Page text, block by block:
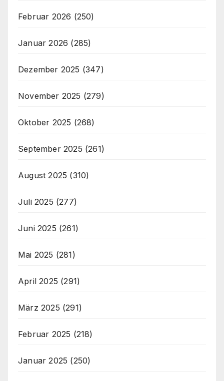
Februar 2026 (250)
Januar 2026 (285)
Dezember 2025 (347)
November 2025 (279)
Oktober 2025 (268)
September 2025 (261)
August 2025 (310)
Juli 2025 (277)
Juni 2025 (261)
Mai 2025 (281)
April 2025 (291)
März 2025 (291)
Februar 2025 (218)
Januar 2025 (250)